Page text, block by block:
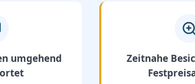
umgehend
Zeitnahe